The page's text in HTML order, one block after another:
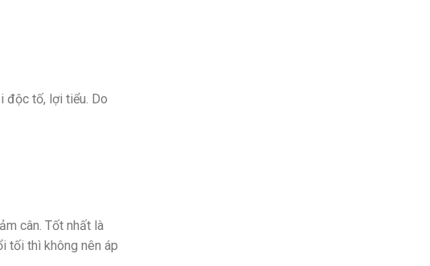
độc tố, lợi tiểu. Do
cân. Tốt nhất là
tối thì không nên áp